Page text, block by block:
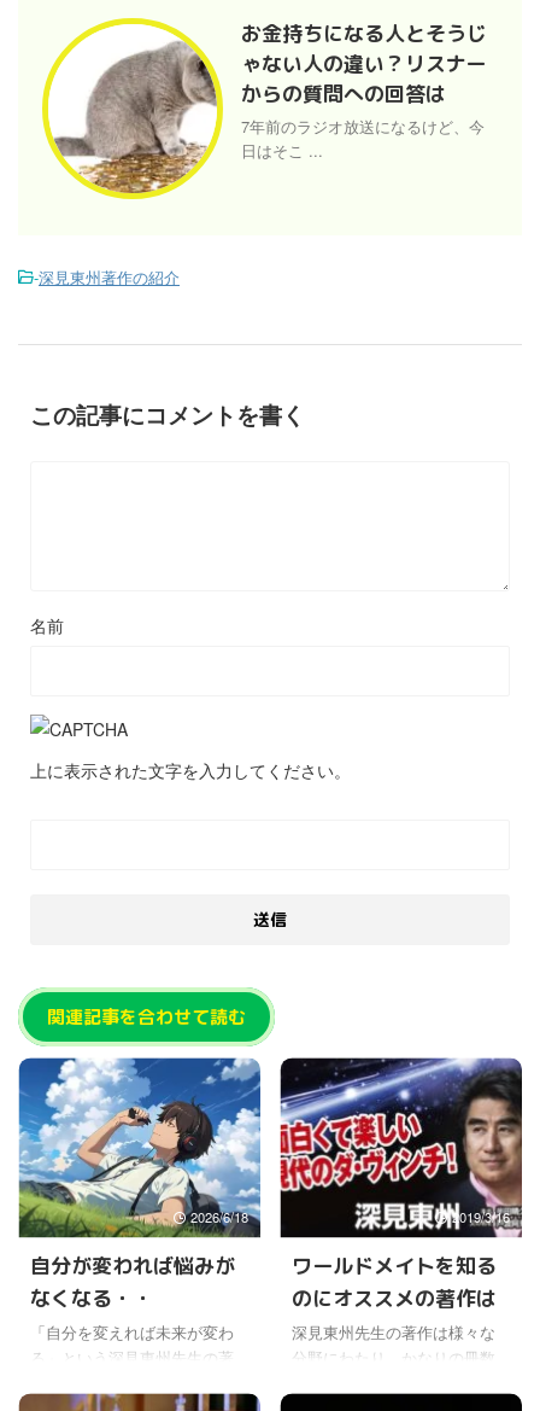
お金持ちになる人とそうじ
ゃない人の違い？リスナー
からの質問への回答は
7年前のラジオ放送になるけど、今
日はそこ ...
-深見東州著作の紹介
この記事にコメントを書く
名前
上に表示された文字を入力してください。
関連記事を合わせて読む
2026/6/18
自分が変われば悩みが
なくなる・・
「自分を変えれば未来が変わ
る」という深見東州先生の著
2019/3/16
ワールドメイトを知る
のにオススメの著作は
深見東州先生の著作は様々な
分野にわたり、かなりの冊数